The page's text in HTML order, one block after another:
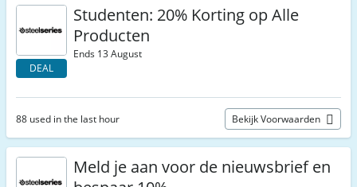
DEAL
Studenten: 20% Korting op Alle
Producten
Ends 13 August
88 used in the last hour Bekijk Voorwaarden
Meld je aan voor de nieuwsbrief en